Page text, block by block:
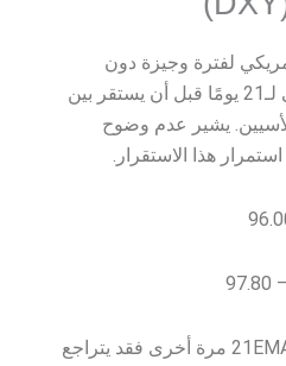
لفترة وجيزة دون
المتوسط المتحرك الأسي لـ21 يومًا قبل أن يستقر بين
يشير عدم وضوح
هذا الاستقرار.
إذا انخفض المؤشر دون 21EMA مرة أخرى فقد يتراجع